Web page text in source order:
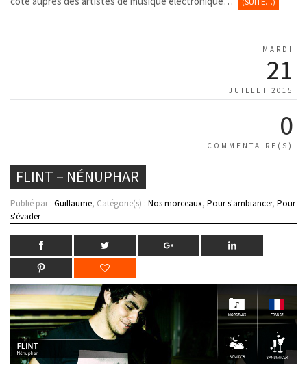
MARDI
21
JUILLET 2015
0
COMMENTAIRE(S)
FLINT – NÉNUPHAR
Publié par : Guillaume, Catégorie(s) : Nos morceaux, Pour s'ambiancer, Pour
s'évader